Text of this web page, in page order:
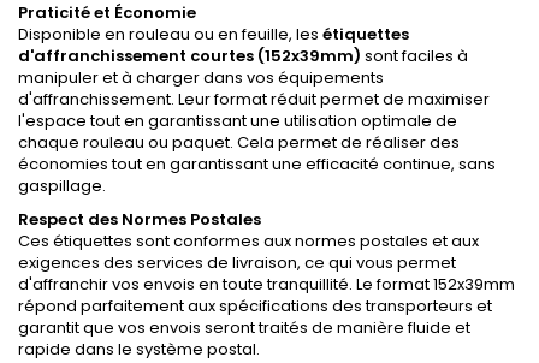
Praticité et Économie
Disponible en rouleau ou en feuille, les étiquettes
d'affranchissement courtes (152x39mm) sont faciles à
manipuler et à charger dans vos équipements
d'affranchissement. Leur format réduit permet de maximiser
l'espace tout en garantissant une utilisation optimale de
chaque rouleau ou paquet. Cela permet de réaliser des
économies tout en garantissant une efficacité continue, sans
gaspillage.
Respect des Normes Postales
Ces étiquettes sont conformes aux normes postales et aux
exigences des services de livraison, ce qui vous permet
d'affranchir vos envois en toute tranquillité. Le format 152x39mm
répond parfaitement aux spécifications des transporteurs et
garantit que vos envois seront traités de manière fluide et
rapide dans le système postal.